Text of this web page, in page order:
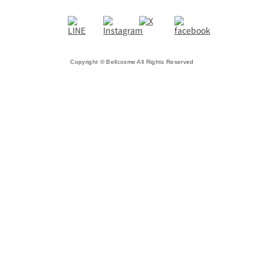
Copyright © Bellcosme All Rights Reserved